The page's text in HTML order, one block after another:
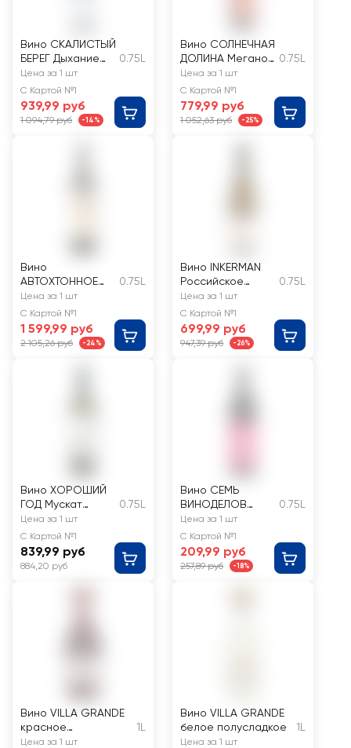
Вино СКАЛИСТЫЙ
БЕРЕГ Дыхание
волн Российское
белое сухое
0.75L
Цена за 1 шт
С Картой №1
939,99 руб
1 094,79 руб -14%
Вино СОЛНЕЧНАЯ
ДОЛИНА Меганом
Крым Российское
красное сухое
0.75L
Цена за 1 шт
С Картой №1
779,99 руб
1 052,63 руб -25%
Вино
АВТОХТОННОЕ
Крыма от В.
Захарьина
Бастардо
Кефессия
красное сухое
0.75L
Цена за 1 шт
С Картой №1
1 599,99 руб
2 105,26 руб -24%
Вино INKERMAN
Российское
Кокур Белый
Крым белое
сухое
0.75L
Цена за 1 шт
С Картой №1
699,99 руб
947,39 руб -26%
Вино ХОРОШИЙ
ГОД Мускат
белое
полусладкое
0.75L
Цена за 1 шт
С Картой №1
839,99 руб
884,20 руб
Вино СЕМЬ
ВИНОДЕЛОВ
красное сухое
0.75L
Цена за 1 шт
С Картой №1
209,99 руб
257,89 руб -18%
Вино VILLA GRANDE
красное
полусладкое
1L
Цена за 1 шт
Вино VILLA GRANDE
белое полусладкое
1L
Цена за 1 шт